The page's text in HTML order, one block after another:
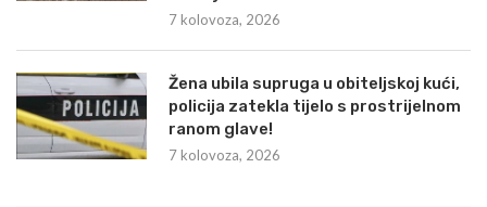
7 kolovoza, 2026
Žena ubila supruga u obiteljskoj kući,
policija zatekla tijelo s prostrijelnom
ranom glave!
7 kolovoza, 2026